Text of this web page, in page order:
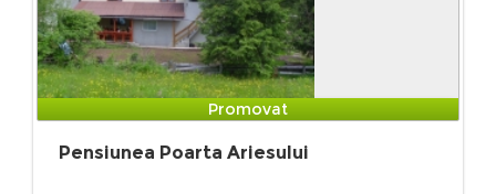
Promovat
Pensiunea Poarta Ariesului